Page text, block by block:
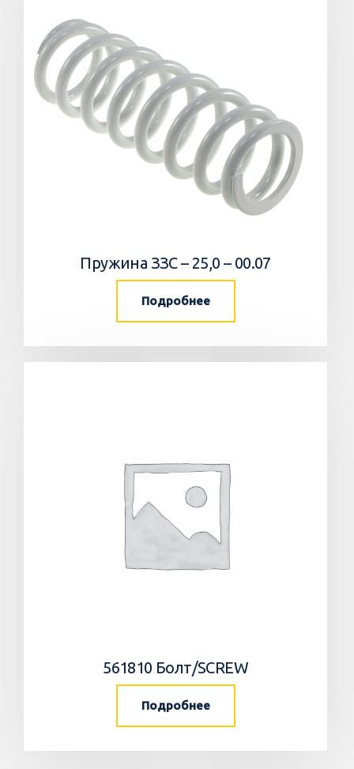
Пружина ЗЗС – 25,0 – 00.07
Подробнее
561810 Болт/SCREW
Подробнее